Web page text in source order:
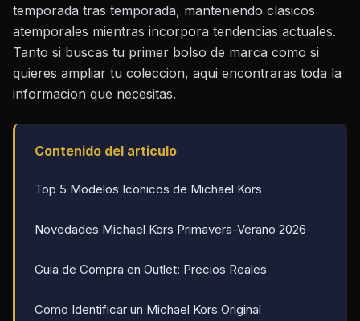
temporada tras temporada, manteniendo clasicos
atemporales mientras incorpora tendencias actuales.
Tanto si buscas tu primer bolso de marca como si
quieres ampliar tu coleccion, aqui encontraras toda la
informacion que necesitas.
Contenido del articulo
Top 5 Modelos Iconicos de Michael Kors
Novedades Michael Kors Primavera-Verano 2026
Guia de Compra en Outlet: Precios Reales
Como Identificar un Michael Kors Original